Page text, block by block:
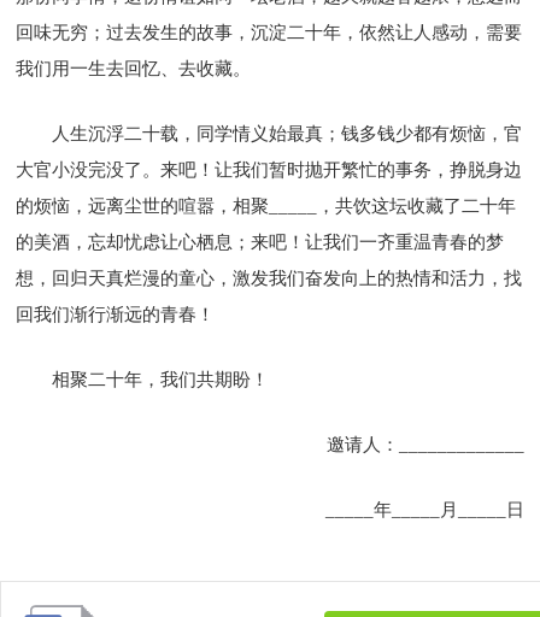
回味无穷；过去发生的故事，沉淀二十年，依然让人感动，需要
我们用一生去回忆、去收藏。
人生沉浮二十载，同学情义始最真；钱多钱少都有烦恼，官
大官小没完没了。来吧！让我们暂时抛开繁忙的事务，挣脱身边
的烦恼，远离尘世的喧嚣，相聚_____，共饮这坛收藏了二十年
的美酒，忘却忧虑让心栖息；来吧！让我们一齐重温青春的梦
想，回归天真烂漫的童心，激发我们奋发向上的热情和活力，找
回我们渐行渐远的青春！
相聚二十年，我们共期盼！
邀请人：_____________
_____年_____月_____日